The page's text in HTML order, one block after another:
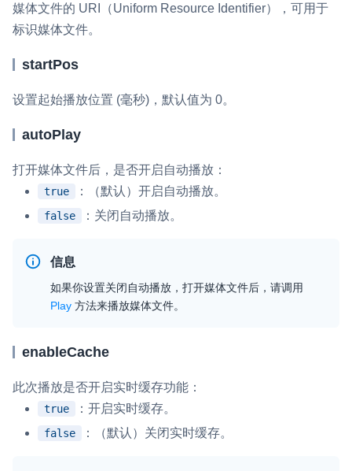
一站式实时互动模块的选型、购买、账号打通
拓展 SDK 能力，打造更具个性化的音视频互动效果
媒体服务
云端录制
输入在线媒体流
云端转码 RTMP 网关
RTC 服务端 SDK
与 RTC 客户端 SDK 互通，实现收发流
PPT 转码服务
水晶球
开通和管理声网各项产品服务的统一入口
低代码应用平台
媒体文件的 URI（Uniform Resource Identifier），可用于
标识媒体文件。
startPos
设置起始播放位置 (毫秒)，默认值为 0。
autoPlay
打开媒体文件后，是否开启自动播放：
true ：（默认）开启自动播放。
false ：关闭自动播放。
信息
如果你设置关闭自动播放，打开媒体文件后，请调用
Play 方法来播放媒体文件。
enableCache
此次播放是否开启实时缓存功能：
true ：开启实时缓存。
false ：（默认）关闭实时缓存。